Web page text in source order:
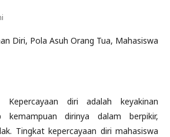
Diri, Pola Asuh Orang Tua, Mahasiswa
Kepercayaan diri adalah keyakinan
kemampuan dirinya dalam berpikir,
Tingkat kepercayaan diri mahasiswa